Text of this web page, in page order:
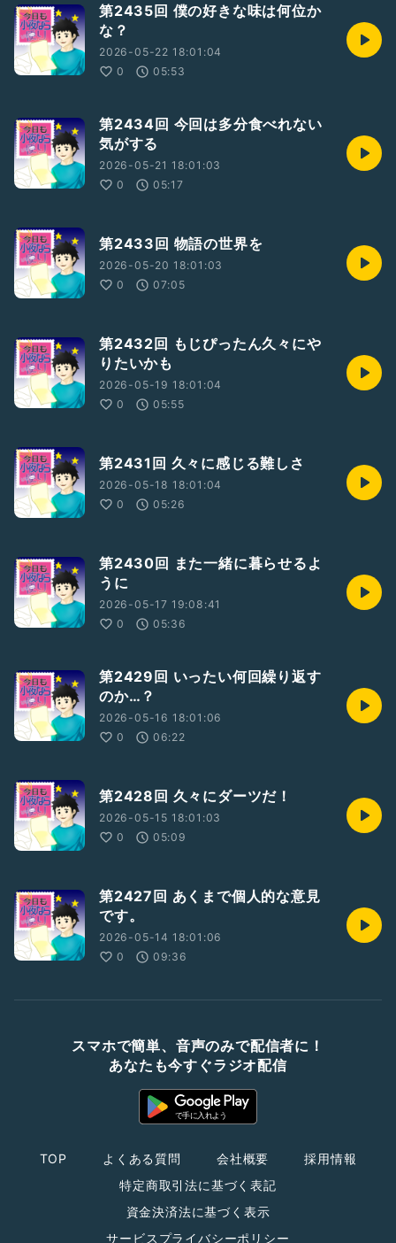
第2435回 僕の好きな味は何位か
な？
2026-05-22 18:01:04
0
05:53
第2434回 今回は多分食べれない
気がする
2026-05-21 18:01:03
0
05:17
第2433回 物語の世界を
2026-05-20 18:01:03
0
07:05
第2432回 もじぴったん久々にや
りたいかも
2026-05-19 18:01:04
0
05:55
第2431回 久々に感じる難しさ
2026-05-18 18:01:04
0
05:26
第2430回 また一緒に暮らせるよ
うに
2026-05-17 19:08:41
0
05:36
第2429回 いったい何回繰り返す
のか…？
2026-05-16 18:01:06
0
06:22
第2428回 久々にダーツだ！
2026-05-15 18:01:03
0
05:09
第2427回 あくまで個人的な意見
です。
2026-05-14 18:01:06
0
09:36
スマホで簡単、音声のみで配信者に！
あなたも今すぐラジオ配信
TOP よくある質問 会社概要
採用情報
特定商取引法に基づく表記
資金決済法に基づく表示
サービスプライバシーポリシー